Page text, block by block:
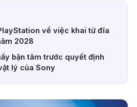
về việc khai tử đĩa
2028
bận tâm trước quyết định
lý của Sony